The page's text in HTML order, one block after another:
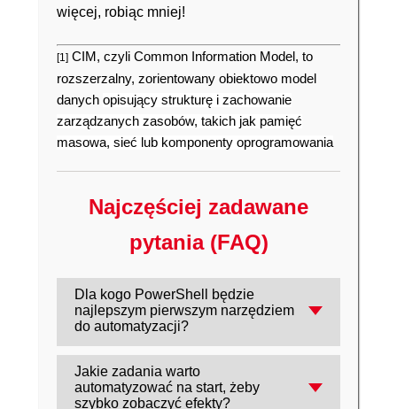
więcej, robiąc mniej!
[1] CIM, czyli Common Information Model, to
rozszerzalny, zorientowany obiektowo model
danych opisujący strukturę i zachowanie
zarządzanych zasobów, takich jak pamięć
masowa, sieć lub komponenty oprogramowania
Najczęściej zadawane
pytania (FAQ)
Dla kogo PowerShell będzie
najlepszym pierwszym narzędziem
do automatyzacji?
Dla administratorów Windows i osób
pracujących w IT (DevOps, inżynierowie
systemowi, analitycy), które chcą szybciej
Jakie zadania warto
automatyzować na start, żeby
szybko zobaczyć efekty?